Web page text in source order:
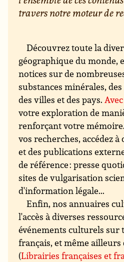
travers notre moteur de
Découvrez toute la
géographique du monde,
notices sur de
substances minérales,
des villes et des pays.
votre exploration de
renforçant votre
vos recherches, accédez à
et des publications
de référence : presse
sites de vulgarisation
d'information légale...
Enfin, nos annuaires
l'accès à diverses
événements culturels
français, et même ailleurs
(Librairies françaises et